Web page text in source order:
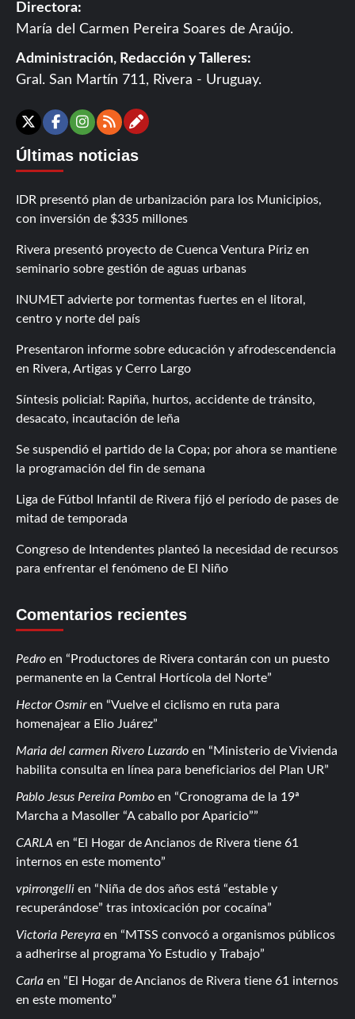
Directora:
María del Carmen Pereira Soares de Araújo.
Administración, Redacción y Talleres:
Gral. San Martín 711, Rivera - Uruguay.
X Facebook
Instagram
RSSContáctanos
Últimas noticias
IDR presentó plan de urbanización para los Municipios,
con inversión de $335 millones
Rivera presentó proyecto de Cuenca Ventura Píriz en
seminario sobre gestión de aguas urbanas
INUMET advierte por tormentas fuertes en el litoral,
centro y norte del país
Presentaron informe sobre educación y afrodescendencia
en Rivera, Artigas y Cerro Largo
Síntesis policial: Rapiña, hurtos, accidente de tránsito,
desacato, incautación de leña
Se suspendió el partido de la Copa; por ahora se mantiene
la programación del fin de semana
Liga de Fútbol Infantil de Rivera fijó el período de pases de
mitad de temporada
Congreso de Intendentes planteó la necesidad de recursos
para enfrentar el fenómeno de El Niño
Comentarios recientes
Pedro en
Productores de Rivera contarán con un puesto
permanente en la Central Hortícola del Norte
Hector Osmiren
Vuelve el ciclismo en ruta para
homenajear a Elio Juárez
Maria del carmen Rivero Luzardo en
Ministerio de Vivienda
habilita consulta en línea para beneficiarios del Plan UR
Pablo Jesus Pereira Pombo en
Cronograma de la 19ª
Marcha a Masoller “A caballo por Aparicio”
CARLA en
El Hogar de Ancianos de Rivera tiene 61
internos en este momento
vpirrongelli en
Niña de dos años está “estable y
recuperándose” tras intoxicación por cocaína
Victoria Pereyra en
MTSS convocó a organismos públicos
a adherirse al programa Yo Estudio y Trabajo
Carla en
El Hogar de Ancianos de Rivera tiene 61 internos
en este momento